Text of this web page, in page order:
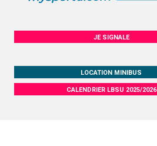
ÉVÉNEMENTS SPORTIFS
COMMUNICATION
JE SIGNALE
LOCATION MINIBUS
CALENDRIER LBSU 2025/2026